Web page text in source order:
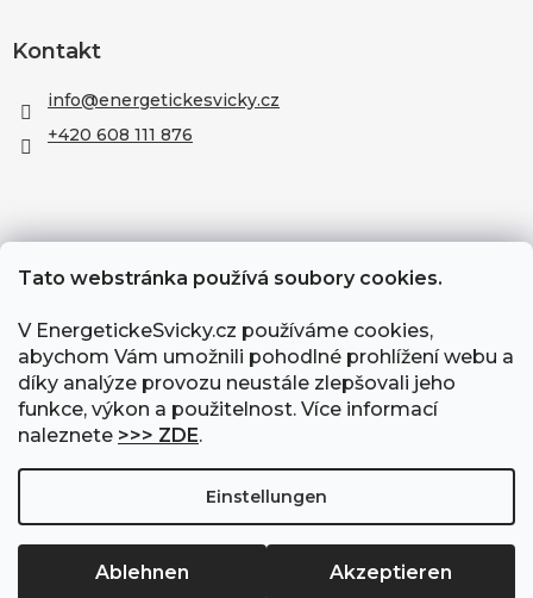
Tato webstránka používá soubory cookies.
V EnergetickeSvicky.cz používáme cookies,
abychom Vám umožnili pohodlné prohlížení webu a
díky analýze provozu neustále zlepšovali jeho
funkce, výkon a použitelnost. Více informací
naleznete >>> ZDE.
Einstellungen
Ablehnen Akzeptieren
Kontakt
info@energetickesvicky.cz
+420 608 111 876
Copyright 2026EnergetickeSvicky.cz. Alle Rechte
vorbehalten.
Cookie-Einstellungen ändern